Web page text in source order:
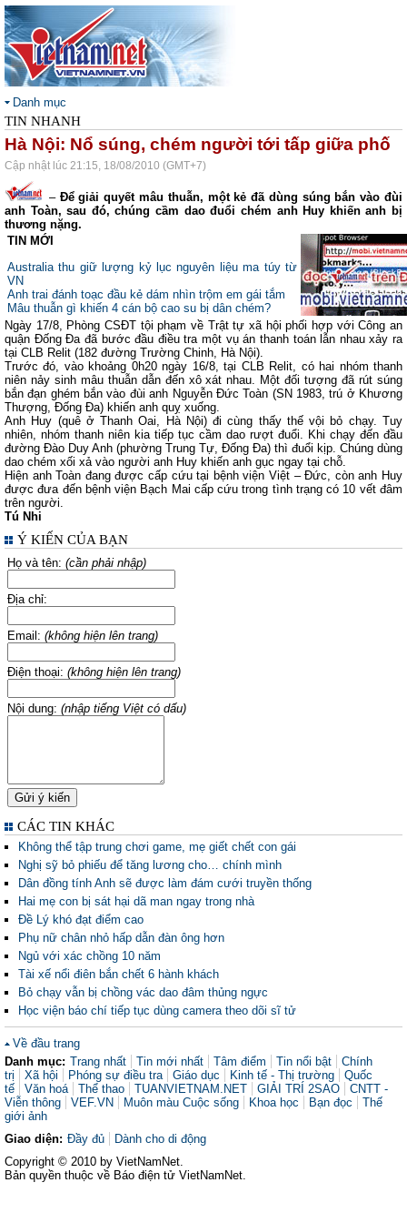
Danh mục
TIN NHANH
Hà Nội: Nổ súng, chém người tới tấp giữa phố
Cập nhật lúc 21:15, 18/08/2010 (GMT+7)
– Để giải quyết mâu thuẫn, một kẻ đã dùng súng bắn vào đùi
anh Toàn, sau đó, chúng cầm dao đuổi chém anh Huy khiến anh bị
thương nặng.
TIN MỚI
Australia thu giữ lượng kỷ lục nguyên liệu ma túy từ
VN
Anh trai đánh toạc đầu kẻ dám nhìn trộm em gái tắm
Mâu thuẫn gì khiến 4 cán bộ cao su bị dân chém?
Ngày 17/8, Phòng CSĐT tội phạm về Trật tự xã hội phối hợp với Công an
quận Đống Đa đã bước đầu điều tra một vụ án thanh toán lẫn nhau xảy ra
tại CLB Relit (182 đường Trường Chinh, Hà Nội).
Trước đó, vào khoảng 0h20 ngày 16/8, tại CLB Relit, có hai nhóm thanh
niên nảy sinh mâu thuẫn dẫn đến xô xát nhau. Một đối tượng đã rút súng
bắn đạn ghém bắn vào đùi anh Nguyễn Đức Toàn (SN 1983, trú ở Khương
Thượng, Đống Đa) khiến anh quỵ xuống.
Anh Huy (quê ở Thanh Oai, Hà Nội) đi cùng thấy thế vội bỏ chạy. Tuy
nhiên, nhóm thanh niên kia tiếp tục cầm dao rượt đuổi. Khi chạy đến đầu
đường Đào Duy Anh (phường Trung Tự, Đống Đa) thì đuổi kịp. Chúng dùng
dao chém xối xả vào người anh Huy khiến anh gục ngay tại chỗ.
Hiện anh Toàn đang được cấp cứu tại bệnh viện Việt – Đức, còn anh Huy
được đưa đến bệnh viện Bạch Mai cấp cứu trong tình trạng có 10 vết đâm
trên người.
Tú Nhi
Ý KIẾN CỦA BẠN
Họ và tên: (cần phải nhập)
Địa chỉ:
Email: (không hiện lên trang)
Điện thoại: (không hiện lên trang)
Nội dung: (nhập tiếng Việt có dấu)
CÁC TIN KHÁC
Không thể tập trung chơi game, mẹ giết chết con gái
Nghị sỹ bỏ phiếu để tăng lương cho… chính mình
Dân đồng tính Anh sẽ được làm đám cưới truyền thống
Hai mẹ con bị sát hại dã man ngay trong nhà
Đề Lý khó đạt điểm cao
Phụ nữ chân nhỏ hấp dẫn đàn ông hơn
Ngủ với xác chồng 10 năm
Tài xế nổi điên bắn chết 6 hành khách
Bỏ chạy vẫn bị chồng vác dao đâm thủng ngực
Học viện báo chí tiếp tục dùng camera theo dõi sĩ tử
Về đầu trang
Danh mục: Trang nhất Tin mới nhất Tâm điểm Tin nổi bật
Chính
trị
Xã hội Phóng sự điều tra Giáo dục Kinh tế - Thị trường
Quốc
tế
Văn hoá Thể thao TUANVIETNAM.NET GIẢI TRÍ 2SAO
CNTT -
Viễn thông
VEF.VN Muôn màu Cuộc sống Khoa học Bạn đọc
Thế
giới ảnh
Giao diện: Đầy đủ
Dành cho di động
Copyright © 2010 by VietNamNet.
Bản quyền thuộc về Báo điện tử VietNamNet.